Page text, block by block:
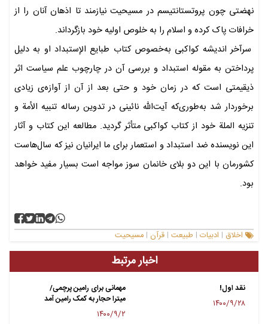
نهضتی چون پروتستانتیسم در مسیحیت نیازمند تا اذهان آنان را از
خرافات پاک کرده و اسلام را به خلوص اولیه خود بازگرداند.
سرآخر اندیشه کواکبی به‌خصوص کتاب طبایع الإستبداد او به دلیل
پرداختن به مقوله استبداد و بررسی آن در چارچوب علم سیاست اثر
ذیقیمتی است که در زمان خود و حتی بعد از آن از آوازه‌ی زیادی
برخوردار شد به‌طوری‌که آیت‌الله نائینی در تدوین رساله تنبیه الأمة و
تنزیه الملة خود از کتاب کواکبی متأثر گردید. مطالعه این کتاب و آثار
این نویسنده ضد استبداد و استعمار برای ما ایرانیان نیز که سال‌هاست
کشورمان با این دو بلای خانمان سوز مواجه است بسیار مفید خواهد
بود.
اخلاق | ادبیات | طبیعت | قرآن | مسیحیت
اخبار مرتبط
نقد اول!
۱۴۰۰/۹/۲۸
مهمانی برای رامین پرچمی/
میترا حجار به کمک رامین آمد
۱۴۰۰/۹/۲